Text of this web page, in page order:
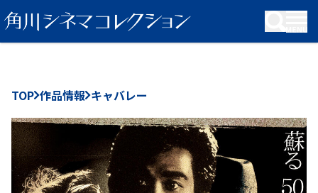
KADOKAWA Group
TOP 作品情報 キャバレー